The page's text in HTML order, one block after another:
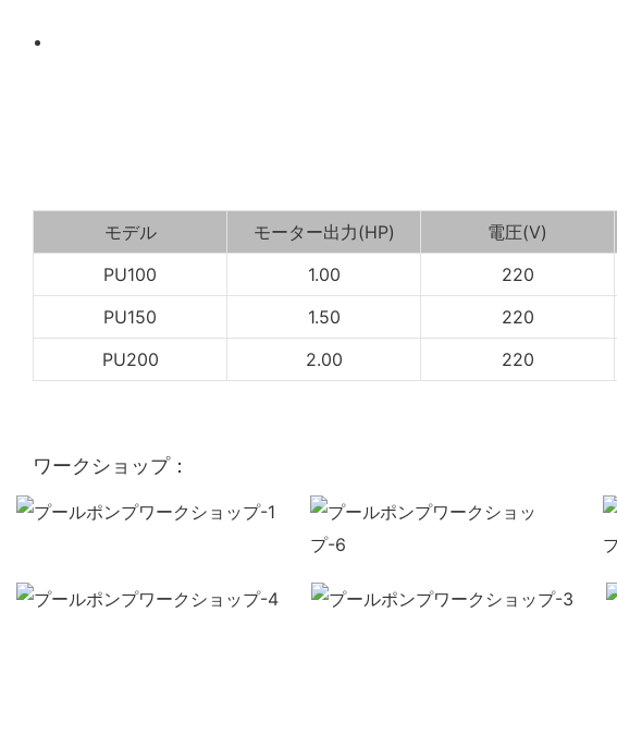
モデル モーター出力(HP) 電圧(V)
PU100
1.00 220
PU150
1.50 220
PU200
2.00 220
ワークショップ：